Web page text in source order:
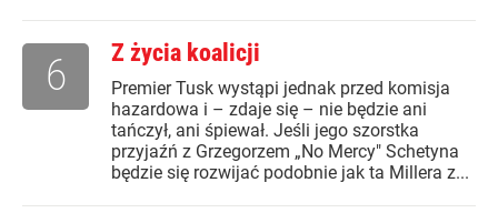
Z życia koalicji
Premier Tusk wystąpi jednak przed komisja
hazardowa i – zdaje się – nie będzie ani
tańczył, ani śpiewał. Jeśli jego szorstka
przyjaźń z Grzegorzem „No Mercy" Schetyna
będzie się rozwijać podobnie jak ta Millera z...
6